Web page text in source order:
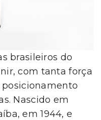
brasileiros do
com tanta força
Nascido em
em 1944, e